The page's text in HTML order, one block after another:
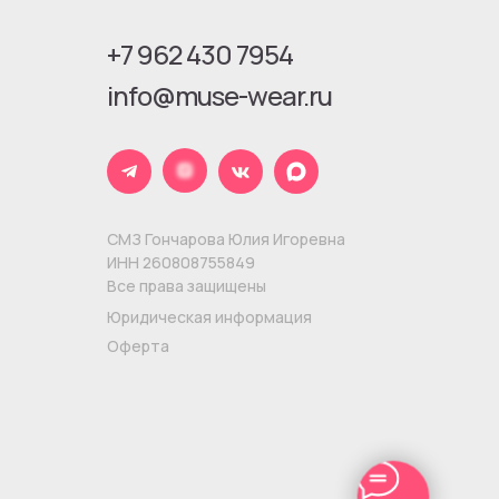
Юридическая информация
СМЗ Гончарова Юлия Игоревна
ИНН 260808755849
Все права защищены
+7 962 430 7954
info@muse-wear.ru
Оферта